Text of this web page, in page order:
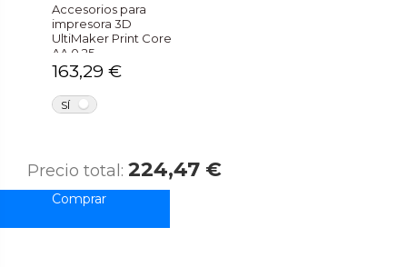
Accesorios para
impresora 3D
UltiMaker Print Core
AA 0.25
163,29 €
SÍ
Precio total:224,47 €